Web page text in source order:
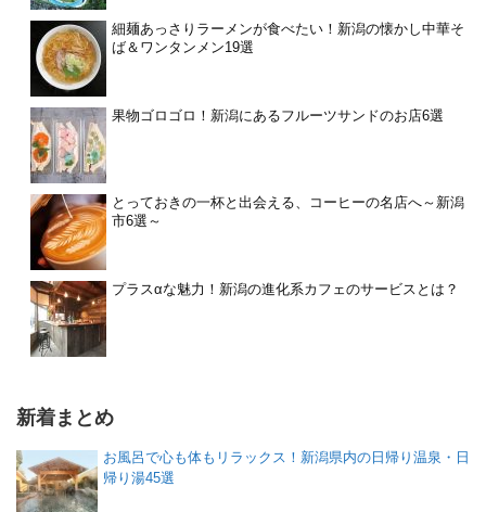
細麺あっさりラーメンが食べたい！新潟の懐かし中華そ
ば＆ワンタンメン19選
果物ゴロゴロ！新潟にあるフルーツサンドのお店6選
とっておきの一杯と出会える、コーヒーの名店へ～新潟
市6選～
プラスαな魅力！新潟の進化系カフェのサービスとは？
新着まとめ
お風呂で心も体もリラックス！新潟県内の日帰り温泉・日
帰り湯45選